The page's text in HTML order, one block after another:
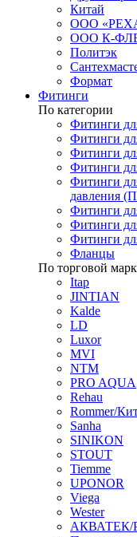
Китай
ООО
ООО К-
Политэк
Формат
Фитинги
По категории
Фитинги
Фитинги
Фитинги
Фитинги
Фитинги
давления
Фитинги
Фитинги
Фитинги
Фланцы
По торговой
Itap
JINTIAN
Kalde
LD
Luxor
MVI
NTM
PRO AQUA
Rehau
Rommer/
Sanha
SINIKON
STOUT
Tiemme
UPONOR
Viega
Wester
АКВАТЕК/